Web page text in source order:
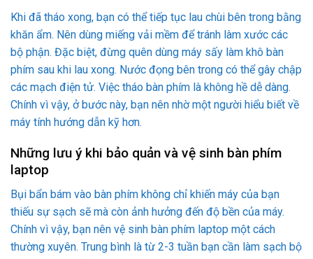
Khi đã tháo xong, bạn có thể tiếp tục lau chùi bên trong bằng
khăn ẩm. Nên dùng miếng vải mềm để tránh làm xước các
bộ phận. Đặc biệt, đừng quên dùng máy sấy làm khô bàn
phím sau khi lau xong. Nước đọng bên trong có thể gây chập
các mạch điện tử. Việc tháo bàn phím là không hề dễ dàng.
Chính vì vậy, ở bước này, bạn nên nhờ một người hiểu biết về
máy tính hướng dẫn kỹ hơn.
Những lưu ý khi bảo quản và vệ sinh bàn phím
laptop
Bụi bẩn bám vào bàn phím không chỉ khiến máy của bạn
thiếu sự sạch sẽ mà còn ảnh hưởng đến độ bền của máy.
Chính vì vậy, bạn nên vệ sinh bàn phím laptop một cách
thường xuyên. Trung bình là từ 2-3 tuần bạn cần làm sạch bộ